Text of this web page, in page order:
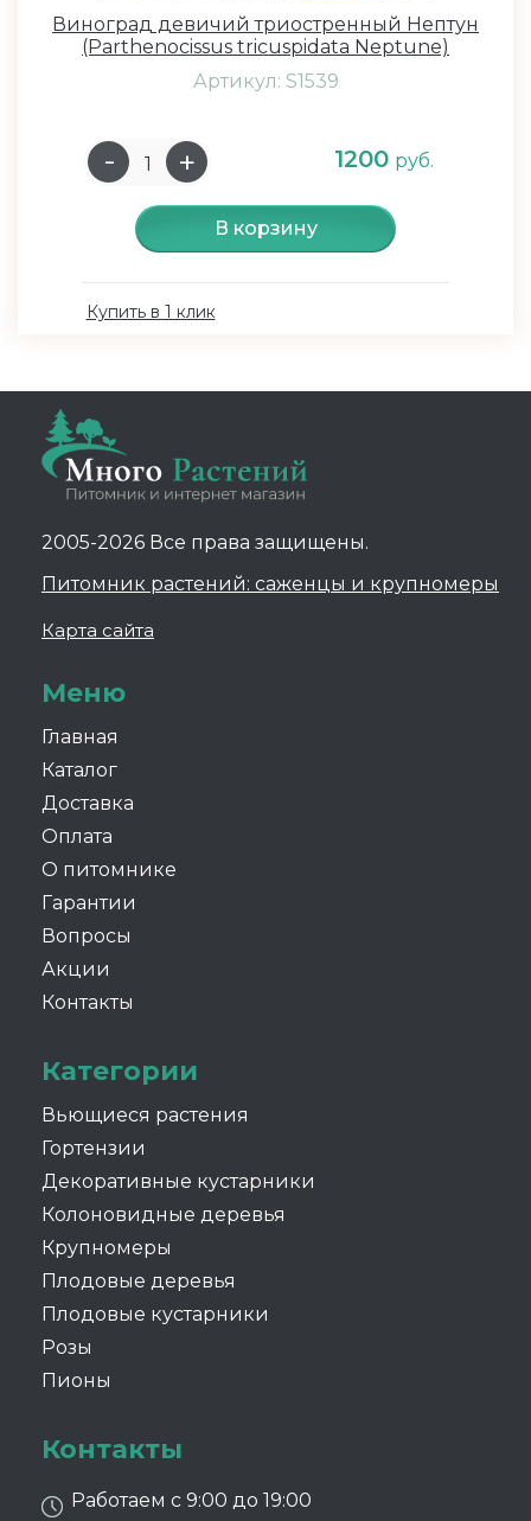
Виноград девичий триостренный Нептун
(Parthenocissus tricuspidata Neptune)
Артикул: S1539
1200 руб.
В корзину
Купить в 1 клик
2005-2026 Все права защищены.
Питомник растений: саженцы и крупномеры
Карта сайта
Меню
Главная
Каталог
Доставка
Оплата
О питомнике
Гарантии
Вопросы
Акции
Контакты
Категории
Вьющиеся растения
Гортензии
Декоративные кустарники
Колоновидные деревья
Крупномеры
Плодовые деревья
Плодовые кустарники
Розы
Пионы
Контакты
Работаем с 9:00 до 19:00